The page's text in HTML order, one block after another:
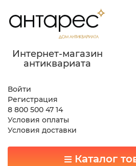
Интернет-магазин
антиквариата
Войти
Регистрация
8 800 500 47 14
Условия оплаты
Условия доставки
Каталог